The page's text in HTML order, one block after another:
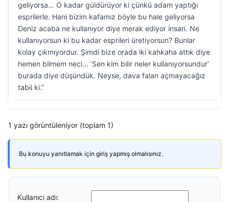
geliyorsa… O kadar güldürüyor ki çünkü adam yaptığı
esprilerle. Hani bizim kafamız böyle bu hale geliyorsa
Deniz acaba ne kullanıyor diye merak ediyor insan. Ne
kullanıyorsun ki bu kadar esprileri üretiyorsun? Bunlar
kolay çıkmıyordur. Şimdi bize orada iki kahkaha attık diye
hemen bilmem neci… ‘Sen kim bilir neler kullanıyorsundur’
burada diye düşündük. Neyse, dava falan açmayacağız
tabii ki.”
1 yazı görüntüleniyor (toplam 1)
Bu konuyu yanıtlamak için giriş yapmış olmalısınız.
Kullanıcı adı: